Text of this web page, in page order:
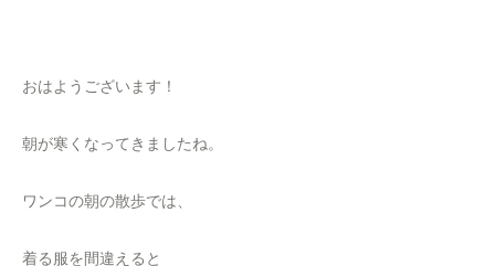
おはようございます！
朝が寒くなってきましたね。
ワンコの朝の散歩では、
着る服を間違えると